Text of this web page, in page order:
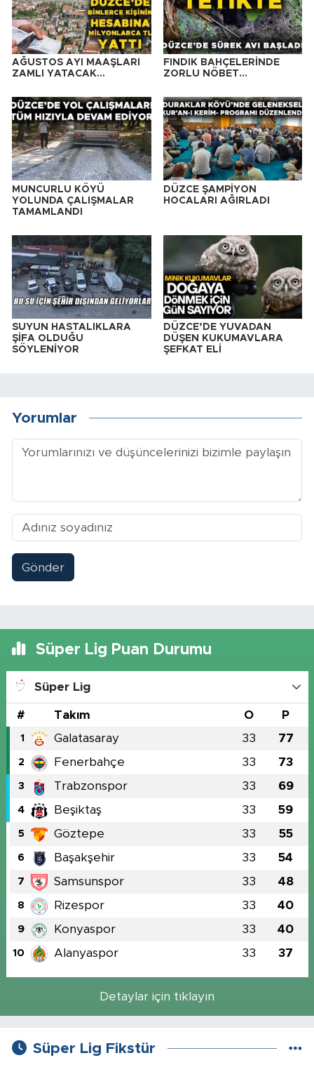
AĞUSTOS AYI MAAŞLARI
ZAMLI YATACAK…
FINDIK BAHÇELERİNDE
ZORLU NÖBET…
MUNCURLU KÖYÜ
YOLUNDA ÇALIŞMALAR
TAMAMLANDI
DÜZCE ŞAMPİYON
HOCALARI AĞIRLADI
SUYUN HASTALIKLARA
ŞİFA OLDUĞU
SÖYLENİYOR
DÜZCE’DE YUVADAN
DÜŞEN KUKUMAVLARA
ŞEFKAT ELİ
Yorumlar
Gönder
Süper Lig Puan Durumu
Süper Lig
# Takım O P
1 Galatasaray 33 77
2 Fenerbahçe 33 73
3 Trabzonspor 33 69
4 Beşiktaş 33 59
5 Göztepe 33 55
6 Başakşehir 33 54
7 Samsunspor 33 48
8 Rizespor 33 40
9 Konyaspor 33 40
10 Alanyaspor 33 37
Detaylar için tıklayın
Süper Lig Fikstür